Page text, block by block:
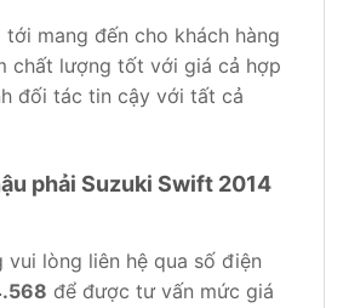
tới mang đến cho khách hàng
chất lượng tốt với giá cả hợp
đối tác tin cậy với tất cả
phải Suzuki Swift 2014
vui lòng liên hệ qua số điện
để được tư vấn mức giá